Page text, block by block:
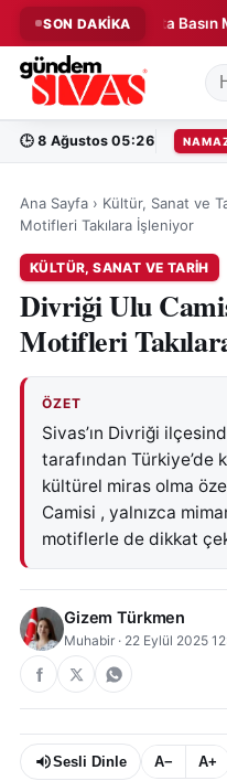
SON DAKİKA
◆ Sivas'ta Basın
🕒 8 Ağustos 05:26
Ana Sayfa › Kültür, Sanat ve
Motifleri Takılara İşleniyor
KÜLTÜR, SANAT VE TARIH
Divriği Ulu
Motifleri
ÖZET
Sivas’ın Divriği
tarafından Türkiye’de
kültürel miras olma
Camisi , yalnızca
motiflerle de dikkat
Gizem Türkmen
Muhabir · 22 Eylül 2025
Sesli Dinle A− A+